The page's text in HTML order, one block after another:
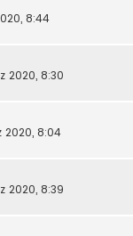
8:44
2020, 8:30
2020, 8:04
2020, 8:39